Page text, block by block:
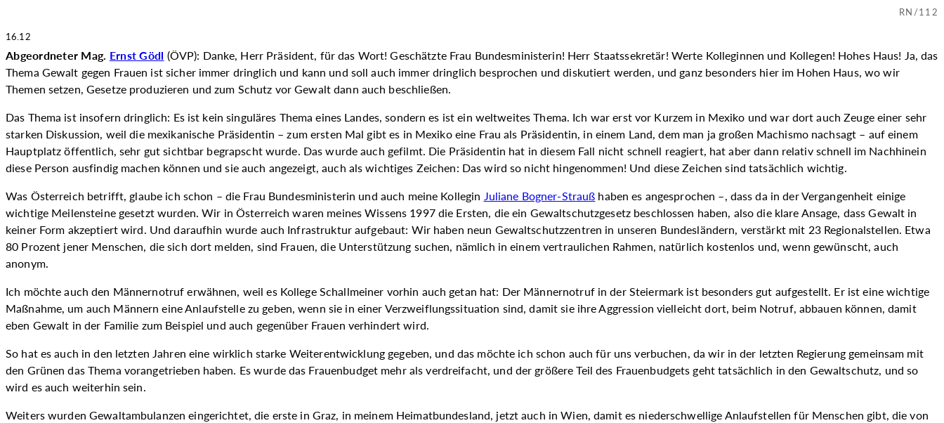
RN/112
16.12
Abgeordneter Mag. Ernst Gödl (ÖVP): Danke, Herr Präsident, für das Wort! Geschätzte Frau Bundesministerin! Herr Staatssekretär! Werte Kolleginnen und Kollegen! Hohes Haus! Ja, das
Thema Gewalt gegen Frauen ist sicher immer dringlich und kann und soll auch immer dringlich besprochen und diskutiert werden, und ganz besonders hier im Hohen Haus, wo wir
Themen setzen, Gesetze produzieren und zum Schutz vor Gewalt dann auch beschließen.
Das Thema ist insofern dringlich: Es ist kein singuläres Thema eines Landes, sondern es ist ein weltweites Thema. Ich war erst vor Kurzem in Mexiko und war dort auch Zeuge einer sehr
starken Diskussion, weil die mexikanische Präsidentin – zum ersten Mal gibt es in Mexiko eine Frau als Präsidentin, in einem Land, dem man ja großen Machismo nachsagt – auf einem
Hauptplatz öffentlich, sehr gut sichtbar begrapscht wurde. Das wurde auch gefilmt. Die Präsidentin hat in diesem Fall nicht schnell reagiert, hat aber dann relativ schnell im Nachhinein
diese Person ausfindig machen können und sie auch angezeigt, auch als wichtiges Zeichen: Das wird so nicht hingenommen! Und diese Zeichen sind tatsächlich wichtig.
Was Österreich betrifft, glaube ich schon – die Frau Bundesministerin und auch meine Kollegin Juliane Bogner-Strauß haben es angesprochen –, dass da in der Vergangenheit einige
wichtige Meilensteine gesetzt wurden. Wir in Österreich waren meines Wissens 1997 die Ersten, die ein Gewaltschutzgesetz beschlossen haben, also die klare Ansage, dass Gewalt in
keiner Form akzeptiert wird. Und daraufhin wurde auch Infrastruktur aufgebaut: Wir haben neun Gewaltschutzzentren in unseren Bundesländern, verstärkt mit 23 Regionalstellen. Etwa
80 Prozent jener Menschen, die sich dort melden, sind Frauen, die Unterstützung suchen, nämlich in einem vertraulichen Rahmen, natürlich kostenlos und, wenn gewünscht, auch
anonym.
Ich möchte auch den Männernotruf erwähnen, weil es Kollege Schallmeiner vorhin auch getan hat: Der Männernotruf in der Steiermark ist besonders gut aufgestellt. Er ist eine wichtige
Maßnahme, um auch Männern eine Anlaufstelle zu geben, wenn sie in einer Verzweiflungssituation sind, damit sie ihre Aggression vielleicht dort, beim Notruf, abbauen können, damit
eben Gewalt in der Familie zum Beispiel und auch gegenüber Frauen verhindert wird.
So hat es auch in den letzten Jahren eine wirklich starke Weiterentwicklung gegeben, und das möchte ich schon auch für uns verbuchen, da wir in der letzten Regierung gemeinsam mit
den Grünen das Thema vorangetrieben haben. Es wurde das Frauenbudget mehr als verdreifacht, und der größere Teil des Frauenbudgets geht tatsächlich in den Gewaltschutz, und so
wird es auch weiterhin sein.
Weiters wurden Gewaltambulanzen eingerichtet, die erste in Graz, in meinem Heimatbundesland, jetzt auch in Wien, damit es niederschwellige Anlaufstellen für Menschen gibt, die von